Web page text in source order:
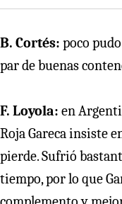
B. Cortés: poco
par de buenas
F. Loyola: en
Roja Gareca insiste
pierde. Sufrió
tiempo, por lo que